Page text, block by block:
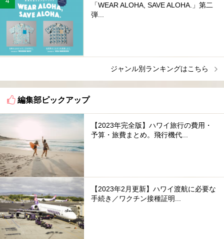
「WEAR ALOHA, SAVE ALOHA.」第二
弾...
ジャンル別ランキングはこちら
編集部ピックアップ
【2023年完全版】ハワイ旅行の費用・
予算・旅費まとめ。飛行機代...
【2023年2月更新】ハワイ渡航に必要な
手続き／ワクチン接種証明...